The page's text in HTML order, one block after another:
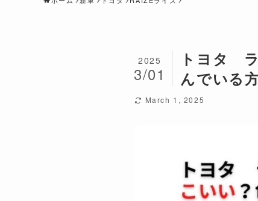
トヨタ
んでいる
2025
3/01
March 1, 2025